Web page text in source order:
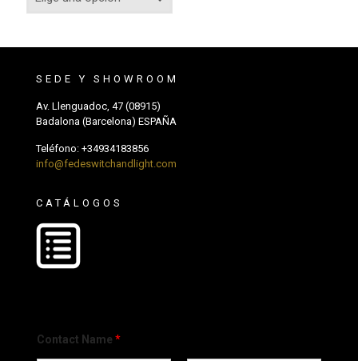
SEDE Y SHOWROOM
Av. Llenguadoc, 47 (08915)
Badalona (Barcelona) ESPAÑA
Teléfono: +34934183856
info@fedeswitchandlight.com
CATÁLOGOS
Contact Name *